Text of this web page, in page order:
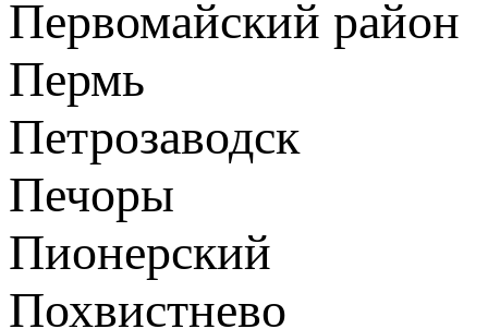
Первомайский район
Пермь
Петрозаводск
Печоры
Пионерский
Похвистнево